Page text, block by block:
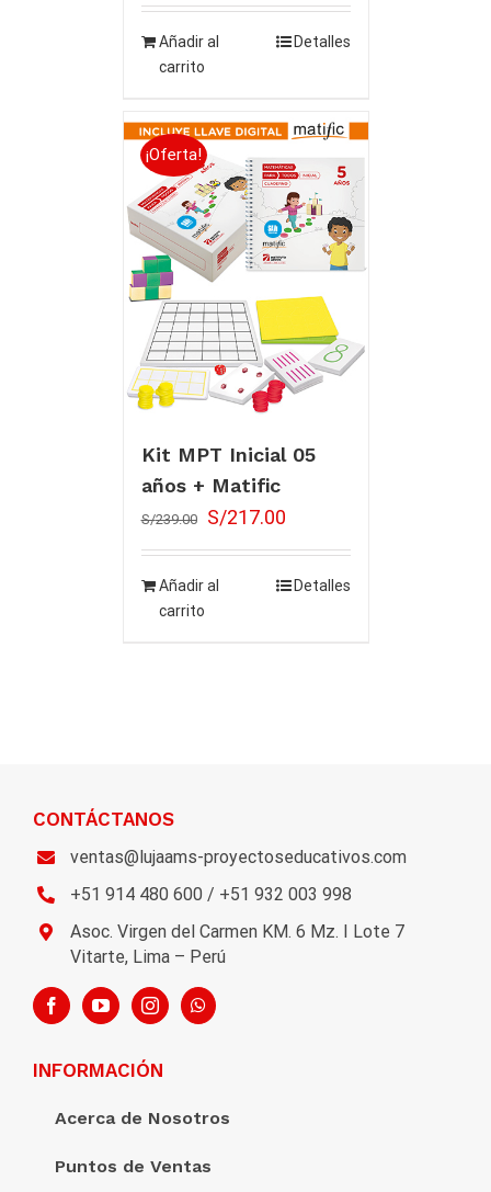
Añadir al
carrito
Detalles
¡Oferta!
Kit MPT Inicial 05
años + Matific
S/239.00 S/217.00
Añadir al
carrito
Detalles
CONTÁCTANOS
ventas@lujaams-proyectoseducativos.com
+51 914 480 600 / +51 932 003 998
Asoc. Virgen del Carmen KM. 6 Mz. I Lote 7
Vitarte, Lima – Perú
INFORMACIÓN
Acerca de Nosotros
Puntos de Ventas